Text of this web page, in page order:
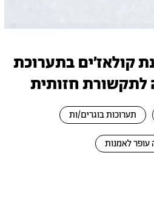
קולאז׳ים בתערוכת
לתקשורת חזותית
תערוכות בוגרים/ות
עופר לאמנות